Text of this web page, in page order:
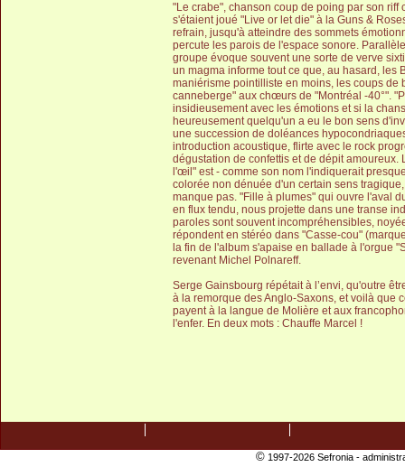
"Le crabe", chanson coup de poing par son riff
s'étaient joué "Live or let die" à la Guns &
refrain, jusqu'à atteindre des sommets
percute les parois de l'espace sonore.
groupe évoque souvent une sorte de verve
un magma informe tout ce que, au hasard, les
maniérisme pointilliste en moins, les coups
canneberge" aux chœurs de "Montréal -40°".
insidieusement avec les émotions et si la
heureusement quelqu'un a eu le bon sens
une succession de doléances
introduction acoustique, flirte avec le rock
dégustation de confettis et de dépit
l'œil" est - comme son nom l'indiquerait
colorée non dénuée d'un certain sens
manque pas. "Fille à plumes" qui ouvre l'aval
en flux tendu, nous projette dans une transe
paroles sont souvent incompréhensibles,
répondent en stéréo dans "Casse-cou"
la fin de l'album s'apaise en ballade à l'orgue
revenant Michel Polnareff.
Serge Gainsbourg répétait à l’envi, qu'outre
à la remorque des Anglo-Saxons, et voilà que
payent à la langue de Molière et aux
l'enfer. En deux mots : Chauffe Marcel !
©1997-2026 Sefronia -